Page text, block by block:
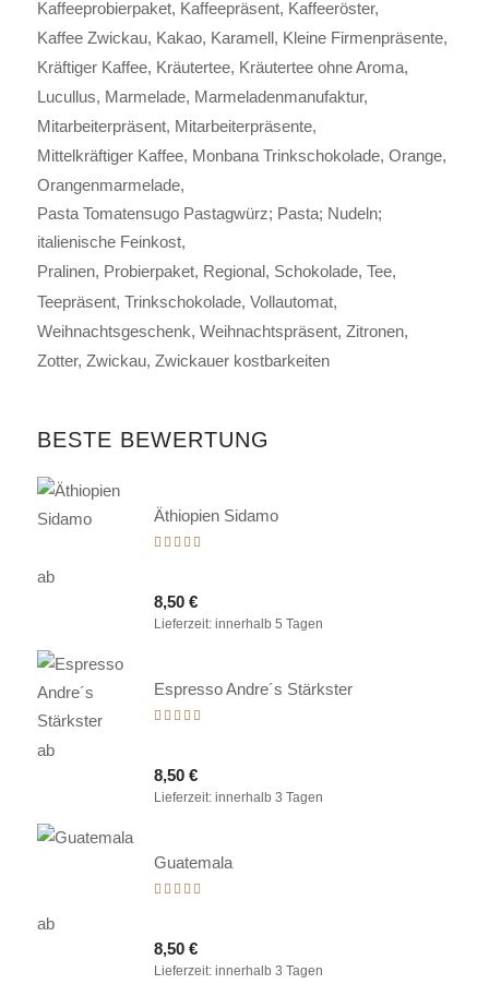
Kaffeeprobierpaket Kaffeepräsent Kaffeeröster
Kaffee Zwickau Kakao Karamell Kleine Firmenpräsente
Kräftiger Kaffee Kräutertee Kräutertee ohne Aroma
Lucullus Marmelade Marmeladenmanufaktur
Mitarbeiterpräsent Mitarbeiterpräsente
Mittelkräftiger Kaffee Monbana Trinkschokolade Orange
Orangenmarmelade
Pasta Tomatensugo Pastagwürz; Pasta; Nudeln;
italienische Feinkost
Pralinen
Probierpaket Regional Schokolade Tee
Teepräsent Trinkschokolade Vollautomat
Weihnachtsgeschenk Weihnachtspräsent Zitronen
Zotter Zwickau Zwickauer kostbarkeiten
BESTE BEWERTUNG
Äthiopien Sidamo
von 5
ab
8,50 €
Lieferzeit: innerhalb 5 Tagen
Espresso Andre´s Stärkster
von 5
ab
8,50 €
Lieferzeit: innerhalb 3 Tagen
Guatemala
von 5
ab
8,50 €
Lieferzeit: innerhalb 3 Tagen